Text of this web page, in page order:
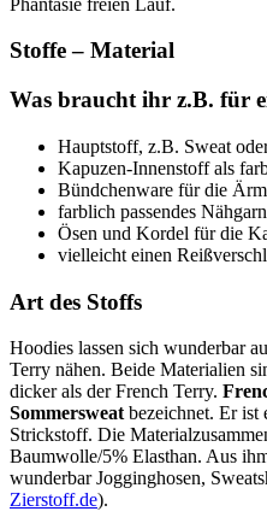
Stoffe – Material
Was braucht ihr z.B. für
Hauptstoff, z.B. Sweat
Kapuzen-Innenstoff als
Bündchenware für die
farblich passendes Nähgarn
Ösen und Kordel für die
vielleicht einen
Art des Stoffs
Hoodies lassen sich wunderbar
Terry nähen. Beide Materialien
dicker als der French Terry.
Sommersweat bezeichnet. Er ist
Strickstoff. Die
Baumwolle/5% Elasthan. Aus
wunderbar Jogginghosen,
Zierstoff.de).